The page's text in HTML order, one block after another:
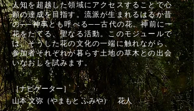
人知を超越した領域にアクセスすることで心
願の達成を目指す。流派が生まれるはるか昔
の──神事とも呼べる──古代の花。神前に一
花をたてる、聖なる活動。このモジュールで
は、そうした花の文化の一端に触れながら、
参加者それぞれが暮らす土地の草木との出会
いなおしを試みます。
［ナビゲーター］
​山本 文弥（やまもと ふみや） 花人